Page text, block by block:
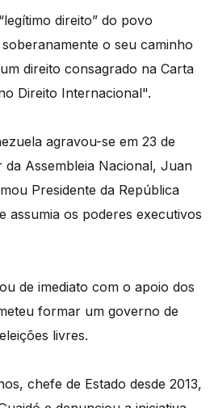
direito” do povo
o seu caminho
direito consagrado na Carta
Direito Internacional".
agravou-se em 23 de
Assembleia Nacional, Juan
Presidente da República
assumia os poderes executivos
de imediato com o apoio dos
formar um governo de
livres.
chefe de Estado desde 2013,